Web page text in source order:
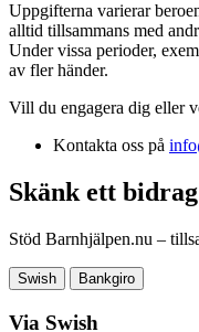
Uppgifterna varierar
alltid tillsammans med
Under vissa perioder,
av fler händer.
Vill du engagera dig eller
Kontakta oss på
Skänk ett bidrag
Stöd Barnhjälpen.nu –
Swish Bankgiro
Via Swish